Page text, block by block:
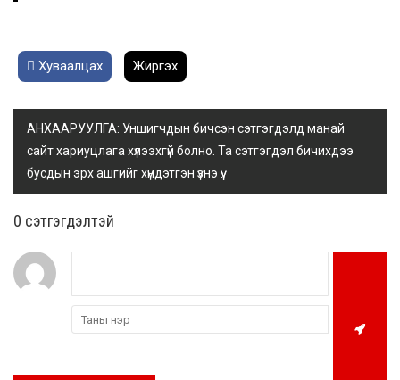
Хуваалцах Жиргэх
АНХААРУУЛГА: Уншигчдын бичсэн сэтгэгдэлд манай
сайт хариуцлага хүлээхгүй болно. Та сэтгэгдэл бичихдээ
бусдын эрх ашгийг хүндэтгэн үзнэ үү.
0 cэтгэгдэлтэй